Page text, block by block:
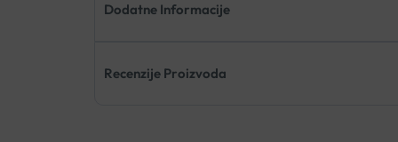
Dodatne Informacije
Recenzije Proizvoda